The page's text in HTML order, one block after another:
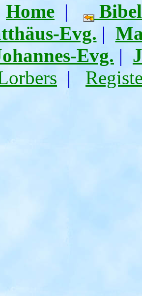
Home |
Bibel
Evg. |
Evg. |
|